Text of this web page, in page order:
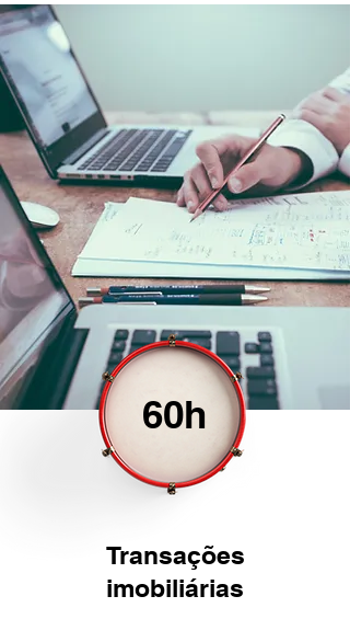
60h
Transações
imobiliárias